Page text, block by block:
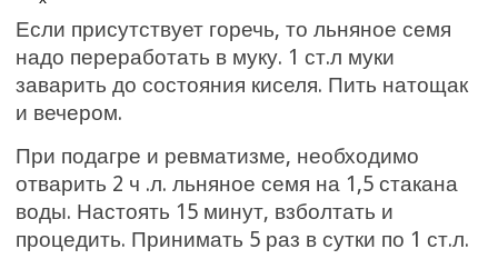
Если присутствует горечь, то льняное семя
надо переработать в муку. 1 ст.л муки
заварить до состояния киселя. Пить натощак
и вечером.
При подагре и ревматизме, необходимо
отварить 2 ч .л. льняное семя на 1,5 стакана
воды. Настоять 15 минут, взболтать и
процедить. Принимать 5 раз в сутки по 1 ст.л.